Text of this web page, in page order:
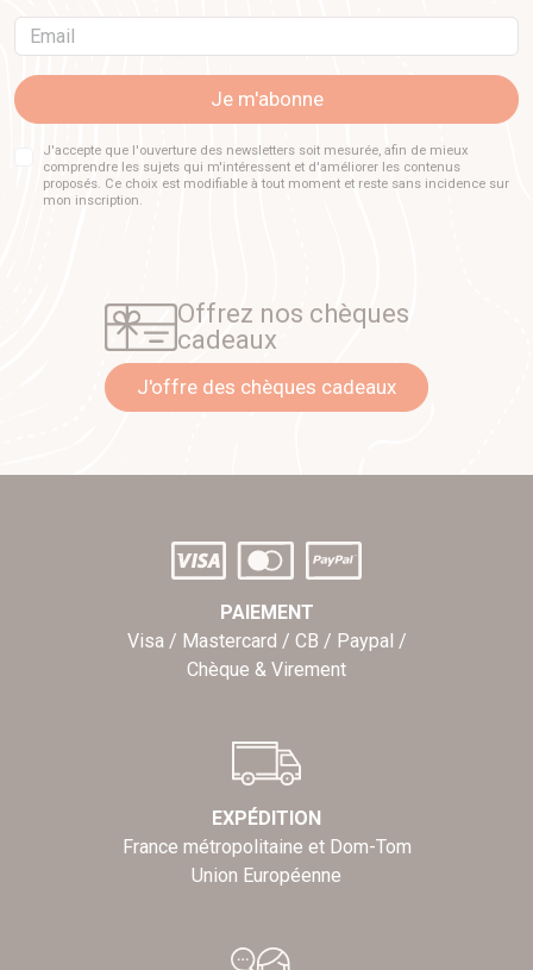
Email
Je m'abonne
J'accepte que l'ouverture des newsletters soit mesurée, afin de mieux
comprendre les sujets qui m'intéressent et d'améliorer les contenus
proposés. Ce choix est modifiable à tout moment et reste sans incidence sur
mon inscription.
Offrez nos chèques
cadeaux
J'offre des chèques cadeaux
PAIEMENT
Visa / Mastercard / CB / Paypal /
Chèque & Virement
EXPÉDITION
France métropolitaine et Dom-Tom
Union Européenne